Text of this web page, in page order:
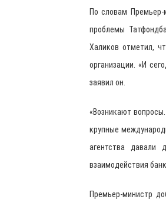
По словам Премьер-
проблемы
Халиков отметил,
организации. «И
заявил он.
«Возникают
крупные
агентства давали
взаимодействия
Премьер-министр